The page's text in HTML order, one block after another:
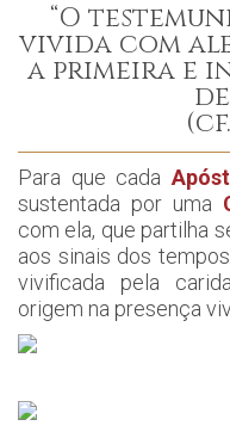
“O
vivida com
a primeira e
(cf.
Para que cada
sustentada por uma
com ela, que partilha
aos sinais dos
vivificada pela
origem na presença